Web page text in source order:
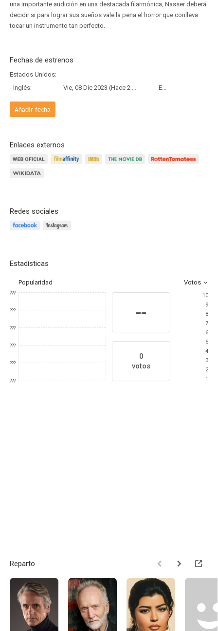
una importante audición en una destacada filarmónica, Nasser deberá
decidir si para lograr sus sueños vale la pena el horror que conlleva
tocar un instrumento tan perfecto.
Fechas de estrenos
Estados Unidos:
- Inglés:
Vie, 08 Dic 2023 (Hace 2 años y 8 meses) Estreno
Añadir fecha
Enlaces externos
Redes sociales
Estadísticas
Popularidad Votos
???
???
???
???
???
???
--
0
votos
10
9
8
7
6
5
4
3
2
1
Reparto